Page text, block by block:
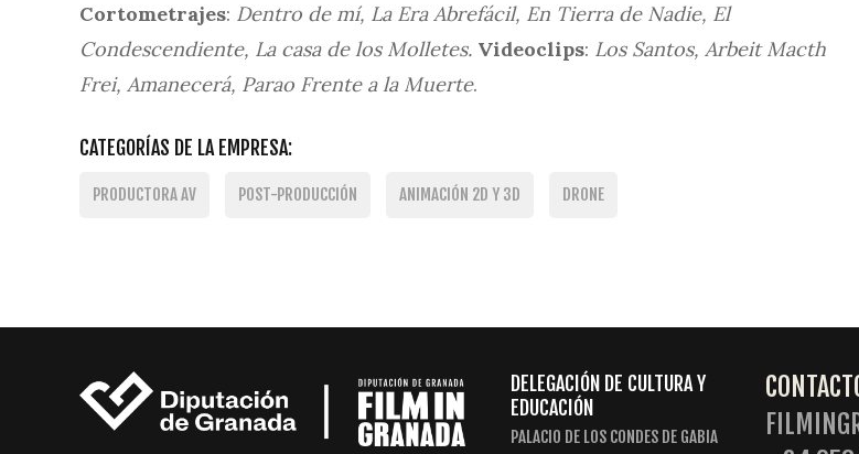
Cortometrajes: Dentro de mí, La Era Abrefácil, En Tierra de Nadie, El
Condescendiente, La casa de los Molletes. Videoclips: Los Santos, Arbeit Macth
Frei, Amanecerá, Parao Frente a la Muerte.
CATEGORÍAS DE LA EMPRESA:
PRODUCTORA AV POST-PRODUCCIÓN ANIMACIÓN 2D Y 3D DRONE
DELEGACIÓN DE CULTURA Y
EDUCACIÓN
PALACIO DE LOS CONDES DE GABIA